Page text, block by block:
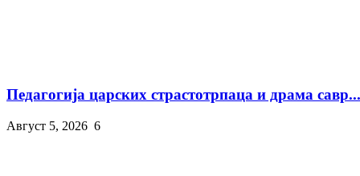
Педагогија царских страстотрпаца и драма савр...
Август 5, 2026 6